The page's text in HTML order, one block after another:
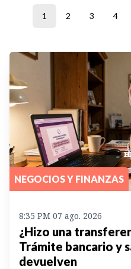
1 2 3 4
NEGOCIOS Y FINANZAS
8:35 PM 07 ago. 2026
¿Hizo una
Trámite bancario y
devuelven